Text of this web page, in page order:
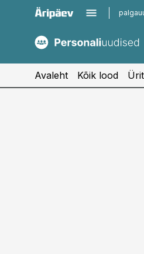
kaubandus.ee
kinnisvarauudised.ee
Avaleht Kõik lood